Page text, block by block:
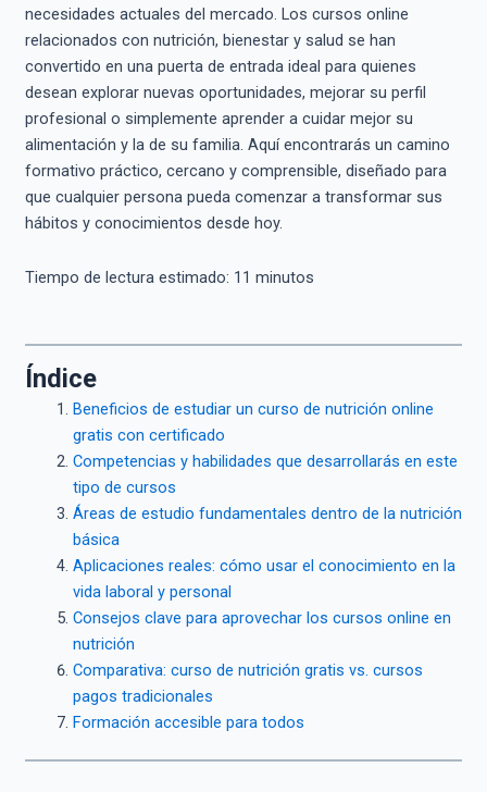
necesidades actuales del mercado. Los cursos online
relacionados con nutrición, bienestar y salud se han
convertido en una puerta de entrada ideal para quienes
desean explorar nuevas oportunidades, mejorar su perfil
profesional o simplemente aprender a cuidar mejor su
alimentación y la de su familia. Aquí encontrarás un camino
formativo práctico, cercano y comprensible, diseñado para
que cualquier persona pueda comenzar a transformar sus
hábitos y conocimientos desde hoy.
Tiempo de lectura estimado: 11 minutos
Índice
Beneficios de estudiar un curso de nutrición online
gratis con certificado
Competencias y habilidades que desarrollarás en este
tipo de cursos
Áreas de estudio fundamentales dentro de la nutrición
básica
Aplicaciones reales: cómo usar el conocimiento en la
vida laboral y personal
Consejos clave para aprovechar los cursos online en
nutrición
Comparativa: curso de nutrición gratis vs. cursos
pagos tradicionales
Formación accesible para todos